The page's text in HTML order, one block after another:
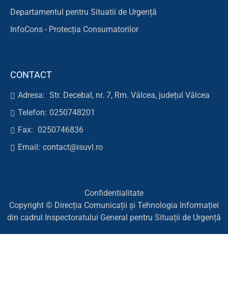
Departamentul pentru Situatii de Urgență
InfoCons - Protecția Consumatorilor
CONTACT
Adresa: Str. Decebal, nr. 7, Rm. Vâlcea, județul Vâlcea
Telefon: 0250748201
Fax: 0250746836
Email: contact@isuvl.ro
Confidentialitate
Copyright © Direcția Comunicații și Tehnologia Informației
din cadrul Inspectoratului General pentru Situații de Urgență